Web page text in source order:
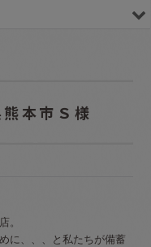
本市Ｓ様
。
に、、、と私たちが備蓄